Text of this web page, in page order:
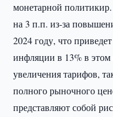
монетарной
на 3 п.п. из-за
2024 году, что
инфляции в 13% в
увеличения тарифов,
полного рыночного
представляют собой